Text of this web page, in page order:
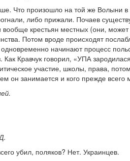
Что произошло на той же Волыни в
либо прижали. Почаев
вообще крестьян местных (они,
Потом вроде происходят
начинают процесс
Как Кравчук говорил, «УПА
участие, школы, права,
он занимается и кого прежде
убил, поляков? Нет. Украинцев.